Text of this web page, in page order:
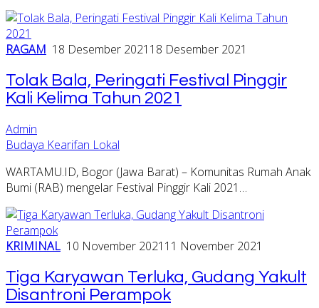
RAGAM 18 Desember 2021 18 Desember 2021
Tolak Bala, Peringati Festival Pinggir
Kali Kelima Tahun 2021
Admin
Budaya Kearifan Lokal
WARTAMU.ID, Bogor (Jawa Barat) – Komunitas Rumah Anak
Bumi (RAB) mengelar Festival Pinggir Kali 2021…
KRIMINAL 10 November 2021 11 November 2021
Tiga Karyawan Terluka, Gudang Yakult
Disantroni Perampok